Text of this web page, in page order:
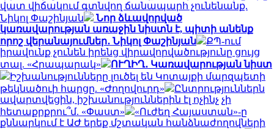
վատ վիճակում գտնվող ճանապարհ չունենանք.
Նիկոլ Փաշինյան
Նոր ձևավորված
կառավարության առաջին նիստն է, պիտի անենք
որոշ վերանայումներ․ Նիկոլ Փաշինյան
ՔՊ-ում
իրավունք չունեն իրենց վիրավորվածությունը ցույց
տալ. «Հրապարակ»
ՈՒՂԻՂ․ Կառավարության նիստ
Իշխանությունները լուծել են Կոտայքի մարզպետի
թեկնածուի հարցը. «Ժողովուրդ»
Ընտրություններն
ավարտվեցին, իշխանություններին էլ ոչինչ չի
հետաքրքրու՞մ. «Փաստ»
«Ուժեղ Հայաստան»-ը
քննարկում է ԱԺ երեք մշտական հանձնաժողովների